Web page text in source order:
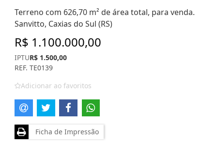
Terreno com 626,70 m² de área total, para venda.
Sanvitto, Caxias do Sul (RS)
R$ 1.100.000,00
IPTUR$ 1.500,00
REF. TE0139
Adicionar ao favoritos
Ficha de Impressão